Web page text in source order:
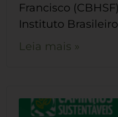
Francisco
Instituto
Leia mais »